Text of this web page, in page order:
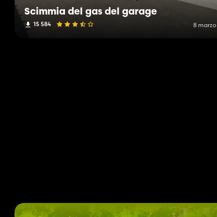
Scimmia del gas del garage
15 584 8 marzo